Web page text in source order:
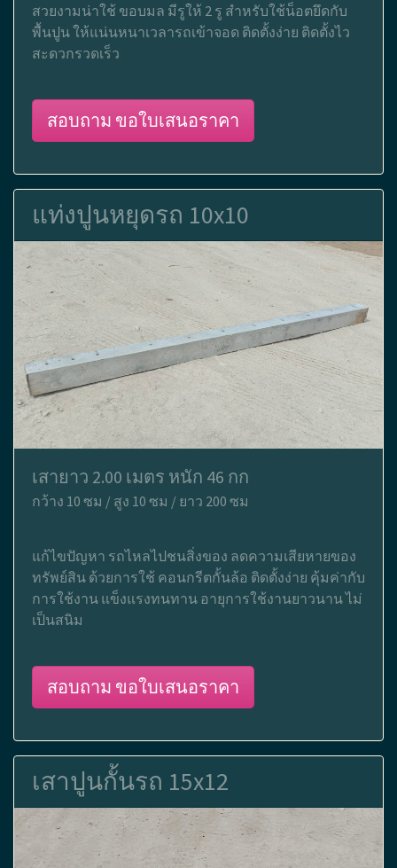
สวยงามน่าใช้ ขอบมล มีรูให้ 2 รู สำหรับใช้น็อตยึดกับ
พื้นปูน ให้แน่นหนาเวลารถเข้าจอด ติดตั้งง่าย ติดตั้งไว
สะดวกรวดเร็ว
สอบถาม ขอใบเสนอราคา
แท่งปูนหยุดรถ 10x10
เสายาว 2.00 เมตร หนัก 46 กก
กว้าง 10 ซม / สูง 10 ซม / ยาว 200 ซม
แก้ไขปัญหา รถไหลไปชนสิ่งของ ลดความเสียหายของ
ทรัพย์สิน ด้วยการใช้ คอนกรีตกั้นล้อ ติดตั้งง่าย คุ้มค่ากับ
การใช้งาน แข็งแรงทนทาน อายุการใช้งานยาวนาน ไม่
เป็นสนิม
สอบถาม ขอใบเสนอราคา
เสาปูนกั้นรถ 15x12